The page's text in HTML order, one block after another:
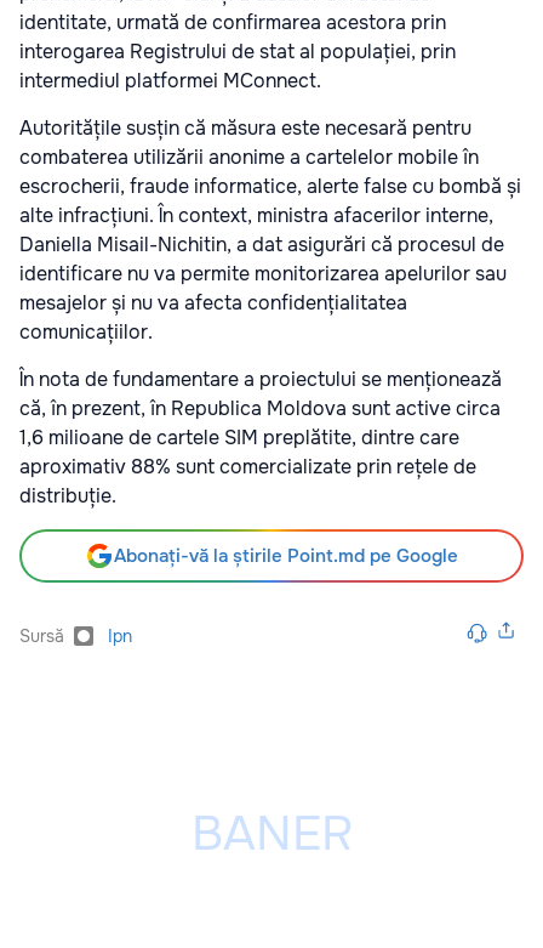
identitate, urmată de confirmarea acestora prin
interogarea Registrului de stat al populației, prin
intermediul platformei MConnect.
Autoritățile susțin că măsura este necesară pentru
combaterea utilizării anonime a cartelelor mobile în
escrocherii, fraude informatice, alerte false cu bombă și
alte infracțiuni. În context, ministra afacerilor interne,
Daniella Misail-Nichitin, a dat asigurări că procesul de
identificare nu va permite monitorizarea apelurilor sau
mesajelor și nu va afecta confidențialitatea
comunicațiilor.
În nota de fundamentare a proiectului se menționează
că, în prezent, în Republica Moldova sunt active circa
1,6 milioane de cartele SIM preplătite, dintre care
aproximativ 88% sunt comercializate prin rețele de
distribuție.
Abonați-vă la știrile Point.md pe Google
Sursă Ipn